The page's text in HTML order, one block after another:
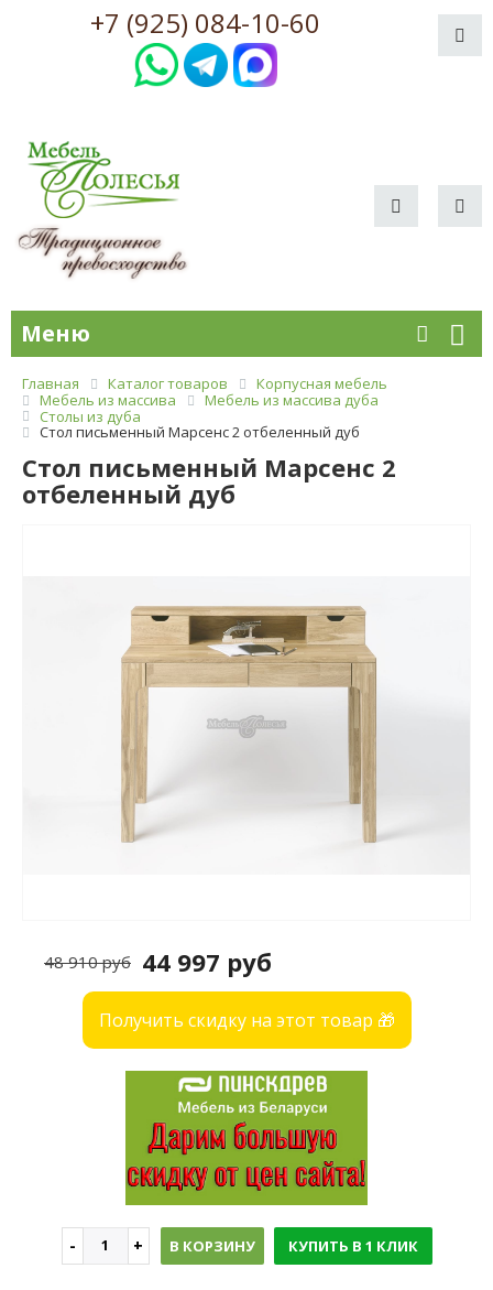
+7 (925) 084-10-60
Меню
Главная Каталог товаров
Корпусная мебель
Мебель из массива
Мебель из массива дуба
Столы из дуба
Стол письменный Марсенс 2 отбеленный дуб
Стол письменный Марсенс 2
отбеленный дуб
44 997 руб
48 910 руб
Получить скидку на этот товар 🎁
В КОРЗИНУ КУПИТЬ В 1 КЛИК